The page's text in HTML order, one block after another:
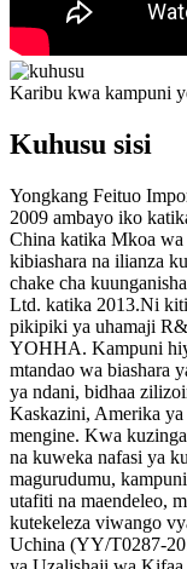
Karibu kwa kampuni
Kuhusu sisi
Yongkang Feituo
2009 ambayo iko
China katika Mkoa
kibiashara na ilianza
chake cha
Ltd. katika 2013.Ni kiti
pikipiki ya uhamaji
YOHHA. Kampuni
mtandao wa biashara
ya ndani, bidhaa
Kaskazini, Amerika
mengine. Kwa
na kuweka nafasi ya
magurudumu,
utafiti na maendeleo,
kutekeleza viwango
Uchina (YY/T0287-